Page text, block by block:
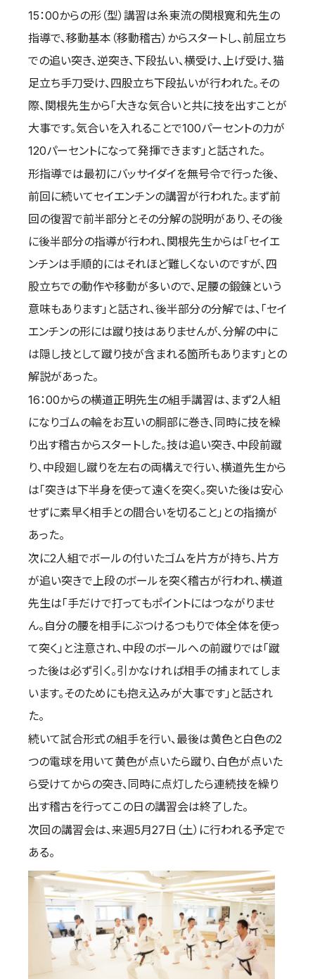
プライバシーポリシー
サイトマップ
Language
日本語
English
15：00からの形（型）講習は糸東流の関根寛和先生の
指導で、移動基本（移動稽古）からスタートし、前屈立ち
での追い突き、逆突き、下段払い、横受け、上げ受け、猫
足立ち手刀受け、四股立ち下段払いが行われた。その
際、関根先生から「大きな気合いと共に技を出すことが
大事です。気合いを入れることで100パーセントの力が
120パーセントになって発揮できます」と話された。
形指導では最初にバッサイダイを無号令で行った後、
前回に続いてセイエンチンの講習が行われた。まず前
回の復習で前半部分とその分解の説明があり、その後
に後半部分の指導が行われ、関根先生からは「セイエ
ンチンは手順的にはそれほど難しくないのですが、四
股立ちでの動作や移動が多いので、足腰の鍛錬という
意味もあります」と話され、後半部分の分解では、「セイ
エンチンの形には蹴り技はありませんが、分解の中に
は隠し技として蹴り技が含まれる箇所もあります」との
解説があった。
16：00からの横道正明先生の組手講習は、まず2人組
になりゴムの輪をお互いの胴部に巻き、同時に技を繰
り出す稽古からスタートした。技は追い突き、中段前蹴
り、中段廻し蹴りを左右の両構えで行い、横道先生から
は「突きは下半身を使って遠くを突く。突いた後は安心
せずに素早く相手との間合いを切ること」との指摘が
あった。
次に2人組でボールの付いたゴムを片方が持ち、片方
が追い突きで上段のボールを突く稽古が行われ、横道
先生は「手だけで打ってもポイントにはつながりませ
ん。自分の腰を相手にぶつけるつもりで体全体を使っ
て突く」と注意され、中段のボールへの前蹴りでは「蹴
った後は必ず引く。引かなければ相手の捕まれてしま
います。そのためにも抱え込みが大事です」と話され
た。
続いて試合形式の組手を行い、最後は黄色と白色の2
つの電球を用いて黄色が点いたら蹴り、白色が点いた
ら受けてからの突き、同時に点灯したら連続技を繰り
出す稽古を行ってこの日の講習会は終了した。
次回の講習会は、来週5月27日（土）に行われる予定で
ある。